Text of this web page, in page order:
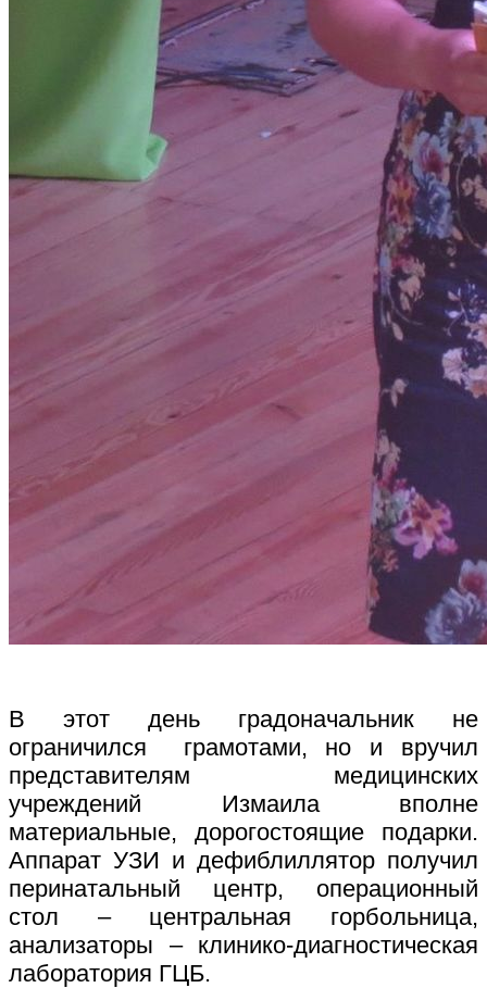
В этот день градоначальник не
ограничился грамотами, но и вручил
представителям медицинских
учреждений Измаила вполне
материальные, дорогостоящие подарки.
Аппарат УЗИ и дефиблиллятор получил
перинатальный центр, операционный
стол – центральная горбольница,
анализаторы – клинико-диагностическая
лаборатория ГЦБ.